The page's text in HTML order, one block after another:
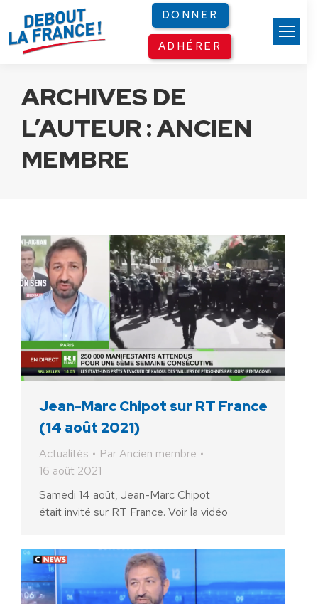
DONNER
ADHÉRER
ARCHIVES DE
L’AUTEUR :ANCIEN
MEMBRE
Jean-Marc Chipot sur RT France
(14 août 2021)
Actualités ParAncien membre
16 août 2021
Samedi 14 août, Jean-Marc Chipot
était invité sur RT France. Voir la vidéo
Panneau de gestion des cookies